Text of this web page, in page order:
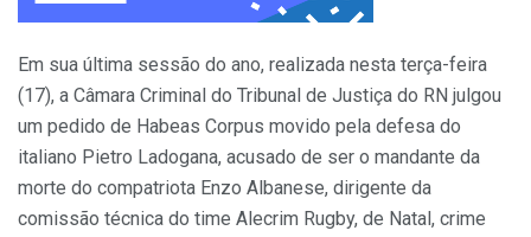
Em sua última sessão do ano, realizada nesta terça-feira
(17), a Câmara Criminal do Tribunal de Justiça do RN julgou
um pedido de Habeas Corpus movido pela defesa do
italiano Pietro Ladogana, acusado de ser o mandante da
morte do compatriota Enzo Albanese, dirigente da
comissão técnica do time Alecrim Rugby, de Natal, crime